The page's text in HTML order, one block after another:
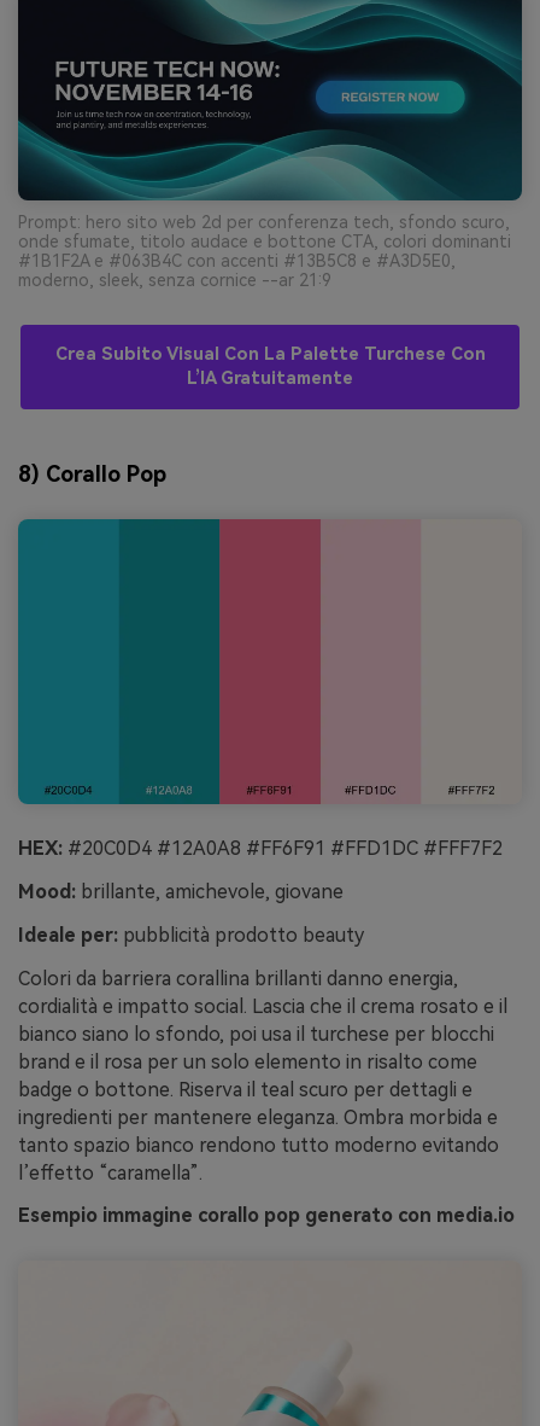
Prompt: hero sito web 2d per conferenza tech, sfondo scuro,
onde sfumate, titolo audace e bottone CTA, colori dominanti
#1B1F2A e #063B4C con accenti #13B5C8 e #A3D5E0,
moderno, sleek, senza cornice --ar 21:9
Crea Subito Visual Con La Palette Turchese Con
L’IA Gratuitamente
8) Corallo Pop
HEX: #20C0D4 #12A0A8 #FF6F91 #FFD1DC #FFF7F2
Mood: brillante, amichevole, giovane
Ideale per: pubblicità prodotto beauty
Colori da barriera corallina brillanti danno energia,
cordialità e impatto social. Lascia che il crema rosato e il
bianco siano lo sfondo, poi usa il turchese per blocchi
brand e il rosa per un solo elemento in risalto come
badge o bottone. Riserva il teal scuro per dettagli e
ingredienti per mantenere eleganza. Ombra morbida e
tanto spazio bianco rendono tutto moderno evitando
l’effetto “caramella”.
Esempio immagine corallo pop generato con media.io